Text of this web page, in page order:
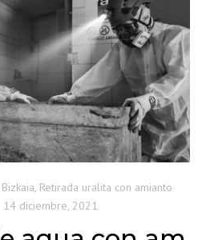
, Retirada uralita con amianto
14 diciembre, 2021